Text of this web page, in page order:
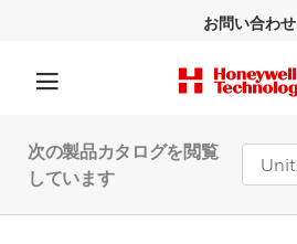
お問い合わせ
次の製品カタログを閲覧
しています